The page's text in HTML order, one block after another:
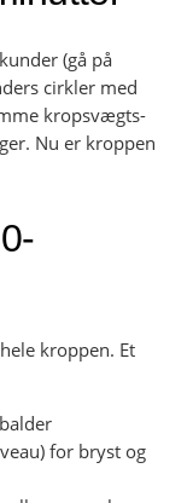
(gå på
cirkler med
kropsvægts-
Nu er kroppen
kroppen. Et
for bryst og